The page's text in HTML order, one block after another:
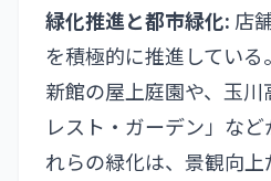
緑化推進と都市緑化: 店
を積極的に推進している
新館の屋上庭園や、玉川
レスト・ガーデン」な
れらの緑化は、景観向